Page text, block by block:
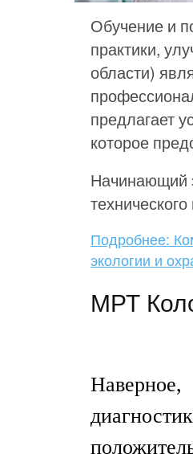
Обучение и
практики,
области)
предлагает
которое
Начинающий
Подробнее:
экологии и
МРТ